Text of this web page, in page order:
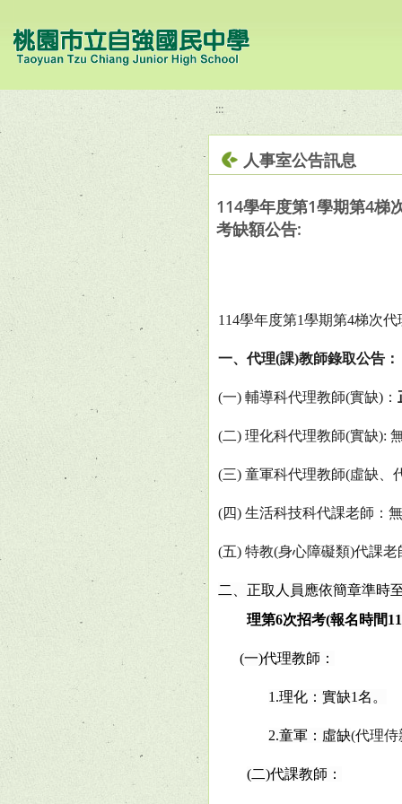
:::
人事室公告訊息
114學年度第1學期第4梯
考缺額公告:
114學年度第1學期第4梯次代
一、代理(課)教師錄取公告：
(一) 輔導科代理教師(實缺) ：
(二) 理化科代理教師(實缺):
(三) 童軍科代理教師(虛缺、
(四) 生活科技科代課老師：
(五) 特教(身心障礙類)代課老
二、正取人員應依簡章準時
理第6次招考(報名時間
(一)代理教師：
1.理化：實缺1名。
2.童軍：虛缺(代理侍
(二)代課教師：